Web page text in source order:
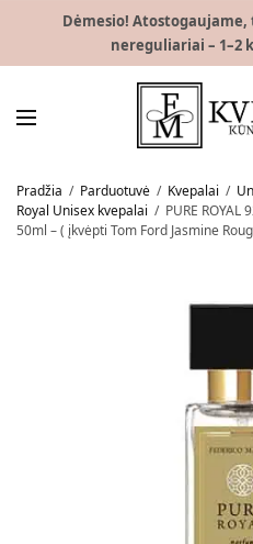
Dėmesio!
nereguliariai – 1–2
Pradžia / Parduotuvė / Kvepalai /
Royal Unisex kvepalai / PURE ROYAL
50ml – ( įkvėpti Tom Ford Jasmine